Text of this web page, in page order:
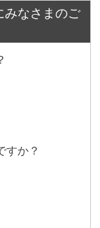
みなさまのご
すか？